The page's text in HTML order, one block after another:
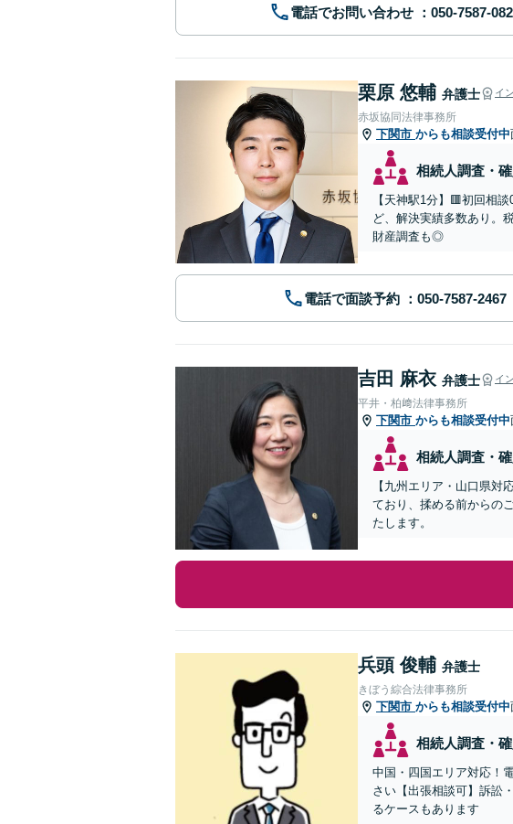
電話でお問い合わせ
栗原 悠輔 弁護士 イ
赤坂協同法律事務所
下関市 からも相談受付中
相続人調査・
【天神駅1分】🟥初回相
ど、解決実績多数あり。
財産調査も◎
電話で面談予約
吉田 麻衣 弁護士 イ
平井・柏﨑法律事務所
下関市 からも相談受付中
相続人調査・
【九州エリア・山口県
ており、揉める前からの
たします。
兵頭 俊輔 弁護士
きぼう綜合法律事務所
下関市 からも相談受付中
相続人調査・
中国・四国エリア対応！
さい【出張相談可】訴訟
るケースもあります